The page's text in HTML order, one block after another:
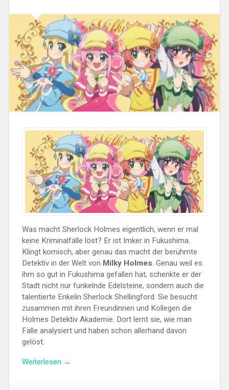
Was macht Sherlock Holmes eigentlich, wenn er mal
keine Kriminalfälle löst? Er ist Imker in Fukushima.
Klingt komisch, aber genau das macht der berühmte
Detektiv in der Welt von Milky Holmes. Genau weil es
ihm so gut in Fukushima gefallen hat, schenkte er der
Stadt nicht nur funkelnde Edelsteine, sondern auch die
talentierte Enkelin Sherlock Shellingford. Sie besucht
zusammen mit ihren Freundinnen und Kollegen die
Holmes Detektiv Akademie. Dort lernt sie, wie man
Fälle analysiert und haben schon allerhand davon
gelöst.
Weiterlesen „Review:
→